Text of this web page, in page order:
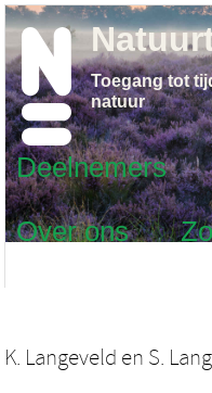
Deelnemers
Over ons
Toegang tot
natuur
K. Langeveld en S.